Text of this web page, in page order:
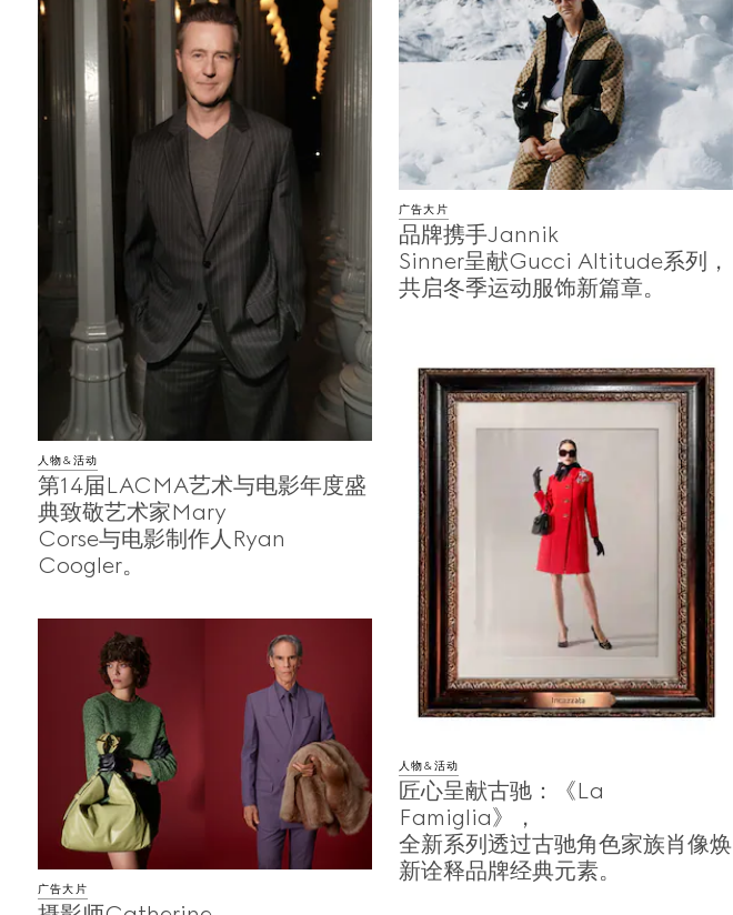
人物&活动
第14届LACMA艺术与电影年度盛
典致敬艺术家Mary
Corse与电影制作人Ryan
Coogler。
广告大片
品牌携手Jannik
Sinner呈献Gucci Altitude系列，
共启冬季运动服饰新篇章。
人物&活动
匠心呈献古驰：《La
Famiglia》，
全新系列透过古驰角色家族肖像焕
新诠释品牌经典元素。
广告大片